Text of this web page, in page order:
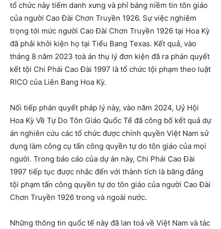
tổ chức này tiếm danh xưng và phỉ báng niềm tin tôn giáo
của người Cao Đài Chơn Truyền 1926. Sự việc nghiêm
trọng tới mức người Cao Đài Chơn Truyền 1926 tại Hoa Kỳ
đã phải khởi kiện họ tại Tiểu Bang Texas. Kết quả, vào
tháng 8 năm 2023 toà án thụ lý đơn kiện đã ra phán quyết
kết tội Chi Phái Cao Đài 1997 là tổ chức tội phạm theo luật
RICO của Liên Bang Hoa Kỳ.
Nối tiếp phán quyết pháp lý này, vào năm 2024, Uỷ Hội
Hoa Kỳ Về Tự Do Tôn Giáo Quốc Tế đã công bố kết quả dự
án nghiên cứu các tổ chức được chính quyền Việt Nam sử
dụng làm công cụ tấn công quyền tự do tôn giáo của mọi
người. Trong báo cáo của dự án này, Chi Phái Cao Đài
1997 tiếp tục được nhắc đến với thành tích là băng đảng
tội phạm tấn công quyền tự do tôn giáo của người Cao Đài
Chơn Truyền 1926 trong và ngoài nước.
Những thông tin quốc tế này đã lan toả về Việt Nam và tác